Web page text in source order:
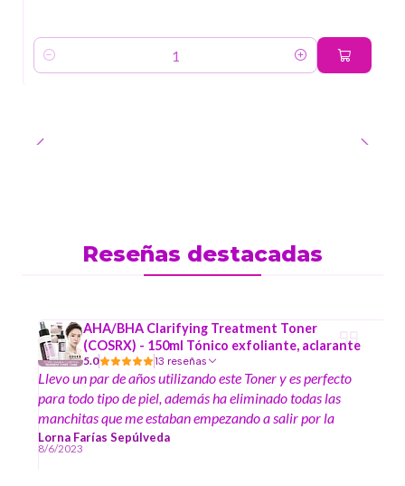
Cantidad
Reseñas destacadas
AHA/BHA Clarifying Treatment Toner
(COSRX) - 150ml Tónico exfoliante, aclarante
5.0 13 reseñas
Llevo un par de años utilizando este Toner y es perfecto
para todo tipo de piel, además ha eliminado todas las
manchitas que me estaban empezando a salir por la
edad.
Lorna Farías Sepúlveda
8/6/2023